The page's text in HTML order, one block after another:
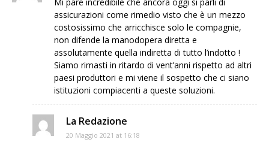
assicurazioni come rimedio visto che è un mezzo
costosissimo che arricchisce solo le compagnie,
non difende la manodopera diretta e
assolutamente quella indiretta di tutto l’indotto !
Siamo rimasti in ritardo di vent’anni rispetto ad altri
paesi produttori e mi viene il sospetto che ci siano
istituzioni compiacenti a queste soluzioni.
La Redazione
20 Maggio 2021 at 16:18